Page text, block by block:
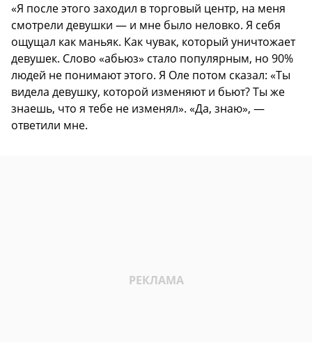
«Я после этого заходил в торговый центр, на меня
смотрели девушки — и мне было неловко. Я себя
ощущал как маньяк. Как чувак, который уничтожает
девушек. Слово «абьюз» стало популярным, но 90%
людей не понимают этого. Я Оле потом сказал: «Ты
видела девушку, которой изменяют и бьют? Ты же
знаешь, что я тебе не изменял». «Да, знаю», —
ответили мне.